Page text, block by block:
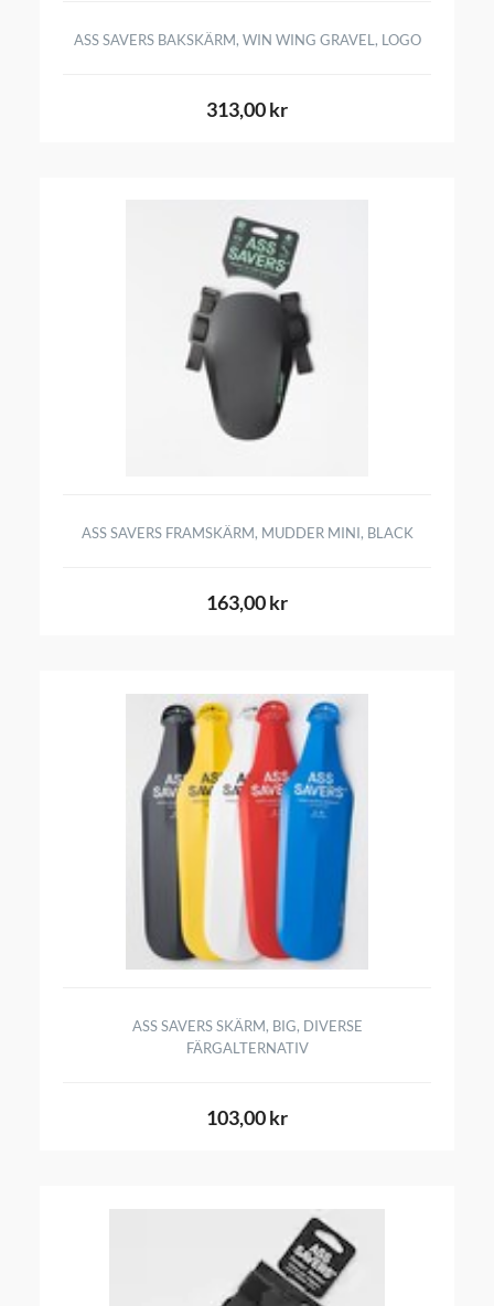
ASS SAVERS BAKSKÄRM, WIN WING GRAVEL, LOGO
313,00 kr
ASS SAVERS FRAMSKÄRM, MUDDER MINI, BLACK
163,00 kr
ASS SAVERS SKÄRM, BIG, DIVERSE
FÄRGALTERNATIV
103,00 kr